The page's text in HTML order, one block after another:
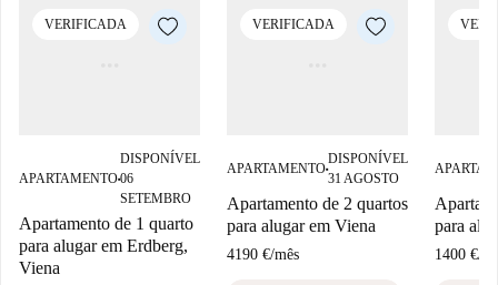
VERIFICADA
APARTAMENTO■
DISPONÍVEL
06
SETEMBRO
Apartamento de 1 quarto
para alugar em Erdberg,
Viena
VERIFICADA
APARTAMENTO■
DISPONÍVEL
31 AGOSTO
Apartamento de 2 quartos
para alugar em Viena
4190 €/mês
para
1400 €/